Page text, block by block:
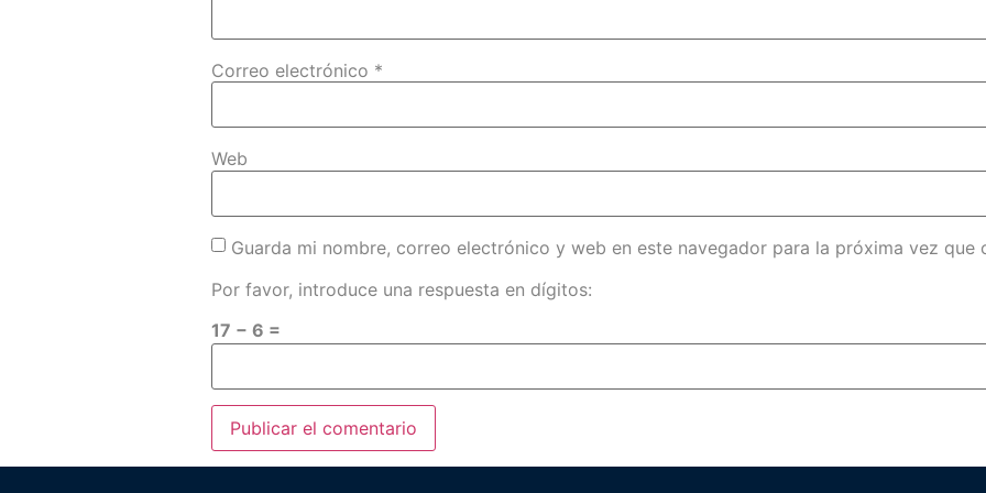
Correo electrónico *
Web
Guarda mi nombre, correo electrónico y web en este navegador para la próxima vez que
Por favor, introduce una respuesta en dígitos:
17 − 6 =